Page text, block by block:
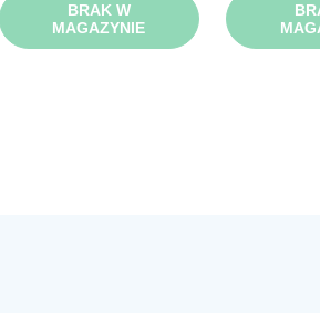
BRAK W
MAGAZYNIE